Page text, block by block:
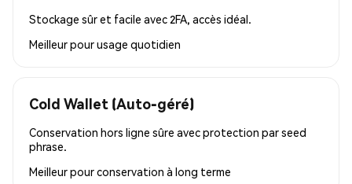
Stockage sûr et facile avec 2FA, accès idéal.
Meilleur pourusage quotidien
Cold Wallet (Auto-géré)
Conservation hors ligne sûre avec protection par seed
phrase.
Meilleur pourconservation à long terme